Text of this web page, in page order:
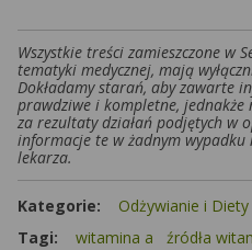
Wszystkie treści zamieszczone w
tematyki medycznej, mają
Dokładamy starań, aby zawarte
prawdziwe i kompletne,
za rezultaty działań podjętych w
informacje te w żadnym
lekarza.
Kategorie:
Odżywianie i Diety
Tagi:
witamina a źródła